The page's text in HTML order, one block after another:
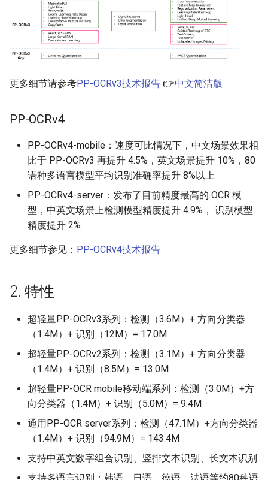
更多细节请参考PP-OCRv3技术报告 👉中文简洁版
PP-OCRv4
PP-OCRv4-mobile：速度可比情况下，中文场景效果相
比于 PP-OCRv3 再提升 4.5%，英文场景提升 10%，80
语种多语言模型平均识别准确率提升 8%以上
PP-OCRv4-server：发布了目前精度最高的 OCR 模
型，中英文场景上检测模型精度提升 4.9%， 识别模型
精度提升 2%
更多细节参见： PP-OCRv4技术报告
2. 特性
超轻量PP-OCRv3系列：检测（3.6M）+ 方向分类器
（1.4M）+ 识别（12M）= 17.0M
超轻量PP-OCRv2系列：检测（3.1M）+ 方向分类器
（1.4M）+ 识别（8.5M）= 13.0M
超轻量PP-OCR mobile移动端系列：检测（3.0M）+方
向分类器（1.4M）+ 识别（5.0M）= 9.4M
通用PP-OCR server系列：检测（47.1M）+方向分类器
（1.4M）+ 识别（94.9M）= 143.4M
支持中英文数字组合识别、竖排文本识别、长文本识别